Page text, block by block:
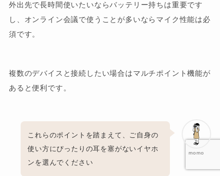
外出先で長時間使いたいならバッテリー持ちは重要です
し、オンライン会議で使うことが多いならマイク性能は必
須です。
複数のデバイスと接続したい場合はマルチポイント機能が
あると便利です。
momo
これらのポイントを踏まえて、ご自身の
使い方にぴったりの耳を塞がないイヤホ
ンを選んでください